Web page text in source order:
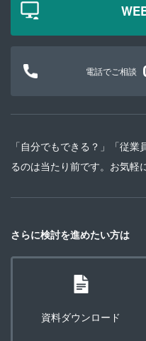
電話でご相談
「自分でもできる？」「従
るのは当たり前です。お気軽
さらに検討を進めたい方は
資料ダウンロード